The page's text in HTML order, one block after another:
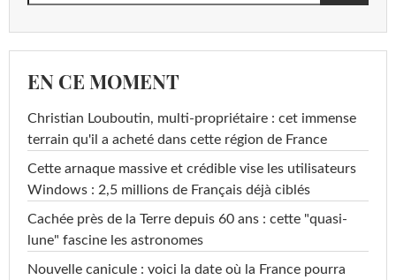
EN CE MOMENT
Christian Louboutin, multi-propriétaire : cet immense
terrain qu'il a acheté dans cette région de France
Cette arnaque massive et crédible vise les utilisateurs
Windows : 2,5 millions de Français déjà ciblés
Cachée près de la Terre depuis 60 ans : cette "quasi-
lune" fascine les astronomes
Nouvelle canicule : voici la date où la France pourra